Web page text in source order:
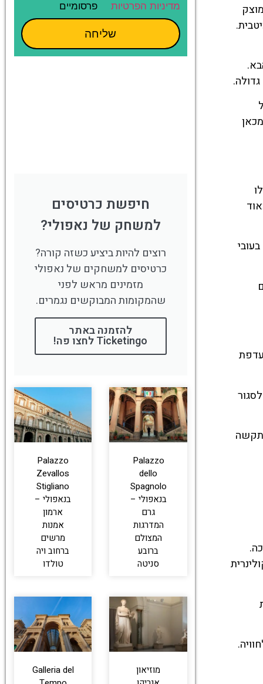
מדיניות הפרטיות
פרסומיים
שליחה
חיפשת כרטיסים
למשחק של נאפולי?
רוצים להיות ביציע כשזה קורה?
כרטיסים למשחקים של נאפולי
מזמינים מראש לפני
שהמקומות המבוקשים נגמרים.
להזמנה באתר
Ticketingo לחצו פה!
Palazzo
dello
Spagnolo
בנאפולי –
גרם
המדרגות
המצולם
ברובע
סניטה
Palazzo
Zevallos
Stigliano
בנאפולי –
ארמון
אמנות
מרשים
ברחוב ויה
טולדו
מוזיאון
Galleria del